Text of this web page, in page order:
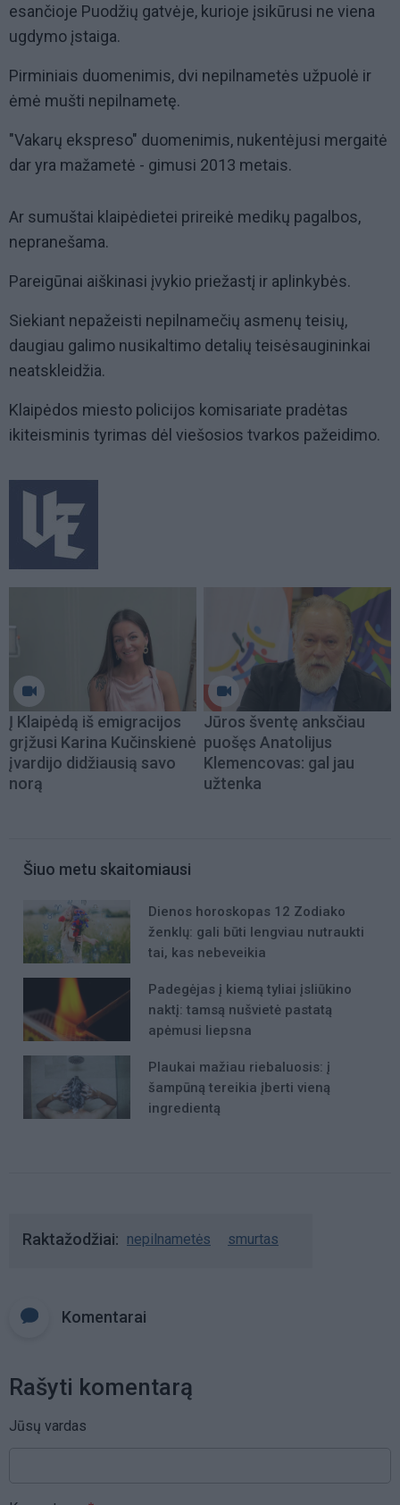
esančioje Puodžių gatvėje, kurioje įsikūrusi ne viena
ugdymo įstaiga.
Pirminiais duomenimis, dvi nepilnametės užpuolė ir
ėmė mušti nepilnametę.
"Vakarų ekspreso" duomenimis, nukentėjusi mergaitė
dar yra mažametė - gimusi 2013 metais.
Ar sumuštai klaipėdietei prireikė medikų pagalbos,
nepranešama.
Pareigūnai aiškinasi įvykio priežastį ir aplinkybės.
Siekiant nepažeisti nepilnamečių asmenų teisių,
daugiau galimo nusikaltimo detalių teisėsaugininkai
neatskleidžia.
Klaipėdos miesto policijos komisariate pradėtas
ikiteisminis tyrimas dėl viešosios tvarkos pažeidimo.
Į Klaipėdą iš emigracijos
grįžusi Karina Kučinskienė
įvardijo didžiausią savo
norą
Jūros šventę anksčiau
puošęs Anatolijus
Klemencovas: gal jau
užtenka
Šiuo metu skaitomiausi
Dienos horoskopas 12 Zodiako
ženklų: gali būti lengviau nutraukti
tai, kas nebeveikia
Padegėjas į kiemą tyliai įsliūkino
naktį: tamsą nušvietė pastatą
apėmusi liepsna
Plaukai mažiau riebaluosis: į
šampūną tereikia įberti vieną
ingredientą
Raktažodžiai nepilnametės smurtas
Komentarai
Rašyti komentarą
Jūsų vardas